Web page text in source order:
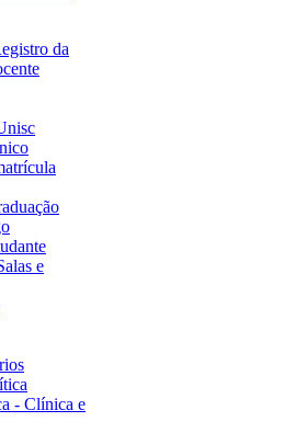
da
e
- Clínica e